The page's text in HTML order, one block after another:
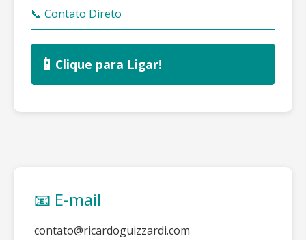
📞 Contato Direto
📱 Clique para Ligar!
📧 E-mail
contato@ricardoguizzardi.com